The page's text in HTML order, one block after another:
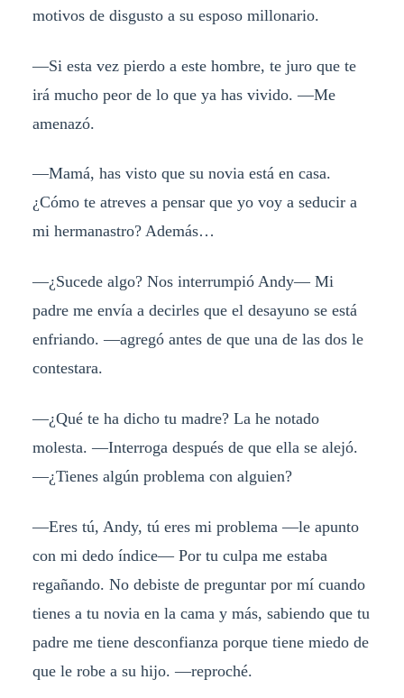
motivos de disgusto a su esposo millonario.
—Si esta vez pierdo a este hombre, te juro que te
irá mucho peor de lo que ya has vivido. —Me
amenazó.
—Mamá, has visto que su novia está en casa.
¿Cómo te atreves a pensar que yo voy a seducir a
mi hermanastro? Además…
—¿Sucede algo? Nos interrumpió Andy— Mi
padre me envía a decirles que el desayuno se está
enfriando. —agregó antes de que una de las dos le
contestara.
—¿Qué te ha dicho tu madre? La he notado
molesta. —Interroga después de que ella se alejó.
—¿Tienes algún problema con alguien?
—Eres tú, Andy, tú eres mi problema —le apunto
con mi dedo índice— Por tu culpa me estaba
regañando. No debiste de preguntar por mí cuando
tienes a tu novia en la cama y más, sabiendo que tu
padre me tiene desconfianza porque tiene miedo de
que le robe a su hijo. —reproché.